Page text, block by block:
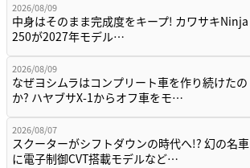
2026/08/09
中身はそのまま完成度をキープ! カワサキNinja
250が2027年モデル…
2026/08/09
なぜヨシムラはコンプリート車を作り続けたの
か? ハヤブサX-1からオフ車をモ…
2026/08/07
スクーターがシフトダウンの時代へ!? 幻の名車
に電子制御CVT搭載モデルなど…